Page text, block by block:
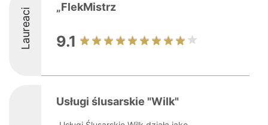
Laureaci „FlekMistrz
9.1
Usługi ślusarskie "Wilk"